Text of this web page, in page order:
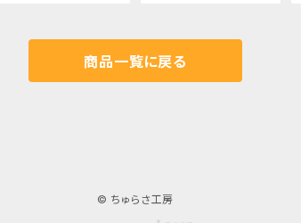
商品一覧に戻る
© ちゅらさ工房